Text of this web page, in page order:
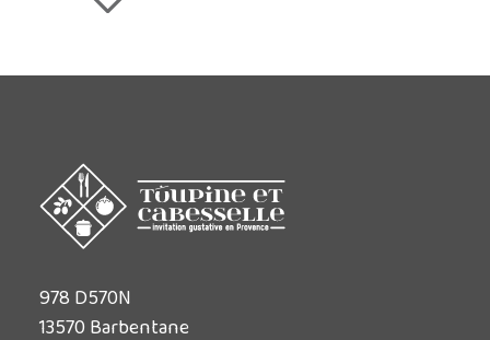
978 D570N
13570 Barbentane